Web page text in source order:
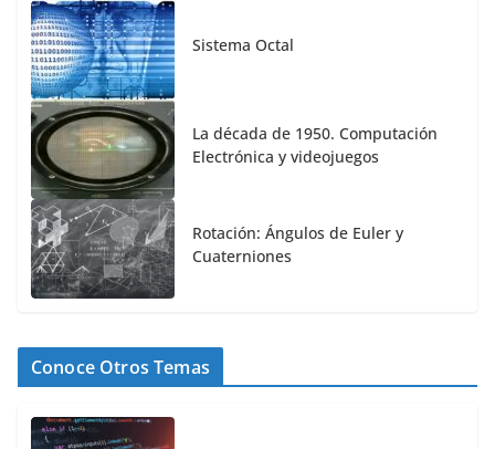
Sistema Octal
La década de 1950. Computación
Electrónica y videojuegos
Rotación: Ángulos de Euler y
Cuaterniones
Conoce Otros Temas